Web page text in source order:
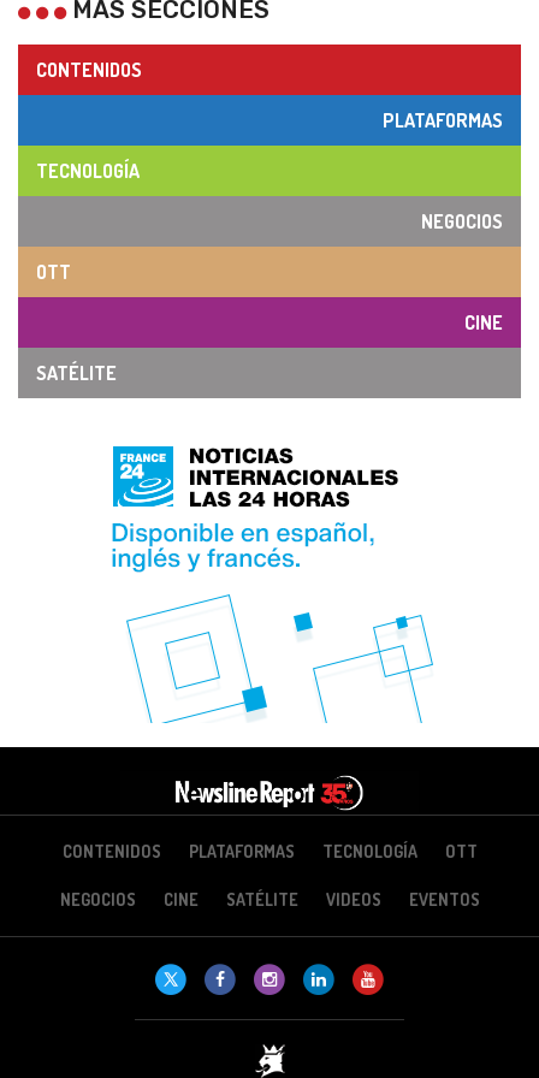
MÁS SECCIONES
CONTENIDOS
PLATAFORMAS
TECNOLOGÍA
NEGOCIOS
OTT
CINE
SATÉLITE
CONTENIDOS PLATAFORMAS TECNOLOGÍA OTT
NEGOCIOS CINE SATÉLITE VIDEOS EVENTOS